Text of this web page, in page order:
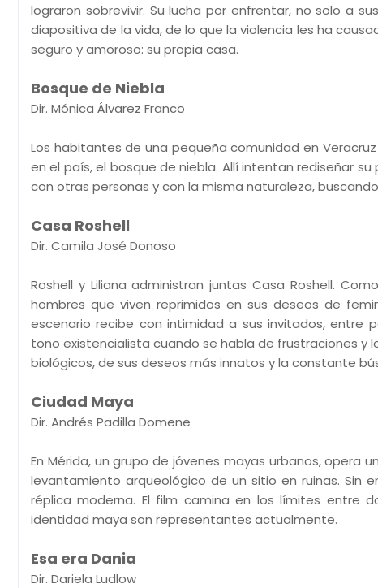
lograron sobrevivir. Su lucha por enfrentar, no solo a
diapositiva de la vida, de lo que la violencia les ha
seguro y amoroso: su propia casa.
Bosque de Niebla
Dir. Mónica Álvarez Franco
Los habitantes de una pequeña comunidad en
en el país, el bosque de niebla. Allí intentan rediseñar
con otras personas y con la misma naturaleza,
Casa Roshell
Dir. Camila José Donoso
Roshell y Liliana administran juntas Casa Roshell.
hombres que viven reprimidos en sus deseos de
escenario recibe con intimidad a sus invitados, entre
tono existencialista cuando se habla de frustraciones y
biológicos, de sus deseos más innatos y la constante
Ciudad Maya
Dir. Andrés Padilla Domene
En Mérida, un grupo de jóvenes mayas urbanos, opera
levantamiento arqueológico de un sitio en ruinas. Sin
réplica moderna. El film camina en los límites entre
identidad maya son representantes actualmente.
Esa era Dania
Dir. Dariela Ludlow